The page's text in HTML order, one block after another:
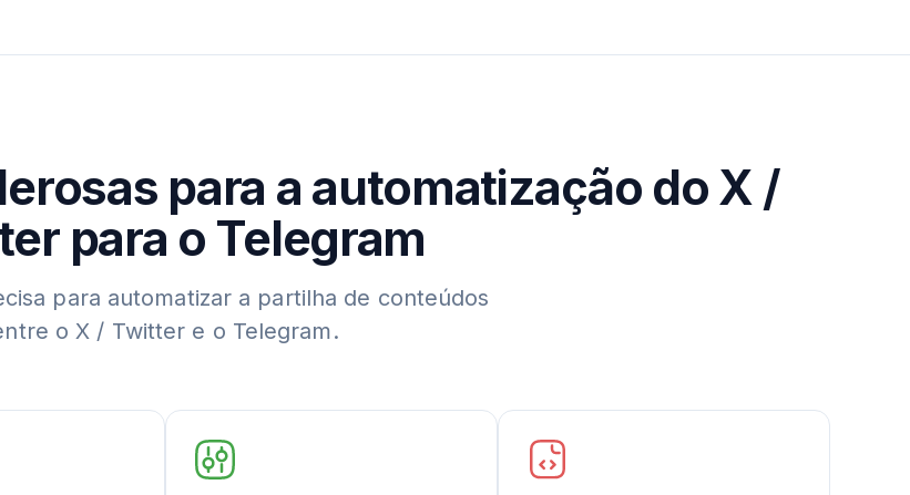
para a automatização do X /
para o Telegram
para automatizar a partilha de conteúdos
o X / Twitter e o Telegram.